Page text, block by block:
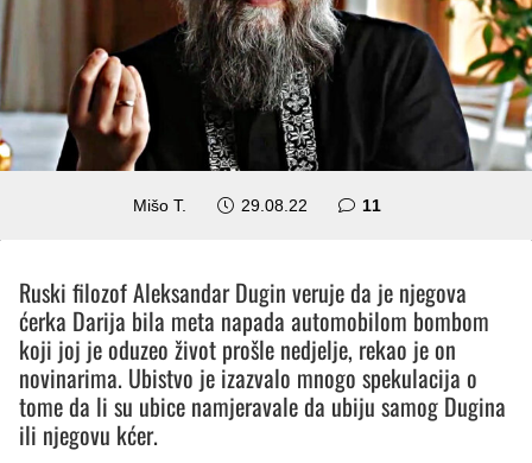
Mišo T. 29.08.22 11
Ruski filozof Aleksandar Dugin veruje da je njegova
ćerka Darija bila meta napada automobilom bombom
koji joj je oduzeo život prošle nedjelje, rekao je on
novinarima. Ubistvo je izazvalo mnogo spekulacija o
tome da li su ubice namjeravale da ubiju samog Dugina
ili njegovu kćer.